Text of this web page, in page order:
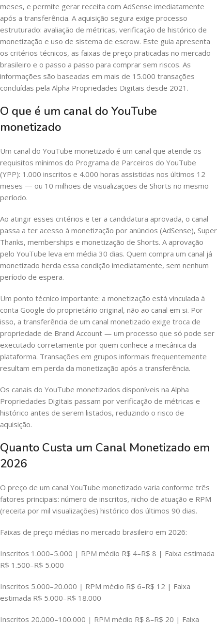
meses, e permite gerar receita com AdSense imediatamente
após a transferência. A aquisição segura exige processo
estruturado: avaliação de métricas, verificação de histórico de
monetização e uso de sistema de escrow. Este guia apresenta
os critérios técnicos, as faixas de preço praticadas no mercado
brasileiro e o passo a passo para comprar sem riscos. As
informações são baseadas em mais de 15.000 transações
concluídas pela Alpha Propriedades Digitais desde 2021.
O que é um canal do YouTube
monetizado
Um canal do YouTube monetizado é um canal que atende os
requisitos mínimos do Programa de Parceiros do YouTube
(YPP): 1.000 inscritos e 4.000 horas assistidas nos últimos 12
meses — ou 10 milhões de visualizações de Shorts no mesmo
período.
Ao atingir esses critérios e ter a candidatura aprovada, o canal
passa a ter acesso à monetização por anúncios (AdSense), Super
Thanks, memberships e monetização de Shorts. A aprovação
pelo YouTube leva em média 30 dias. Quem compra um canal já
monetizado herda essa condição imediatamente, sem nenhum
período de espera.
Um ponto técnico importante: a monetização está vinculada à
conta Google do proprietário original, não ao canal em si. Por
isso, a transferência de um canal monetizado exige troca de
propriedade de Brand Account — um processo que só pode ser
executado corretamente por quem conhece a mecânica da
plataforma. Transações em grupos informais frequentemente
resultam em perda da monetização após a transferência.
Os canais do YouTube monetizados disponíveis na Alpha
Propriedades Digitais passam por verificação de métricas e
histórico antes de serem listados, reduzindo o risco de
aquisição.
Quanto Custa um Canal Monetizado em
2026
O preço de um canal YouTube monetizado varia conforme três
fatores principais: número de inscritos, nicho de atuação e RPM
(receita por mil visualizações) histórico dos últimos 90 dias.
Faixas de preço médias no mercado brasileiro em 2026:
Inscritos 1.000–5.000 | RPM médio R$ 4–R$ 8 | Faixa estimada
R$ 1.500–R$ 5.000
Inscritos 5.000–20.000 | RPM médio R$ 6–R$ 12 | Faixa
estimada R$ 5.000–R$ 18.000
Inscritos 20.000–100.000 | RPM médio R$ 8–R$ 20 | Faixa